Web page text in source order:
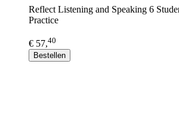
Reflect Listening and Speaking 6
Practice
€ 57,40
Bestellen